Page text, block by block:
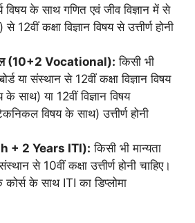
विषय के साथ गणित एवं जीव विज्ञान में से
12वीं कक्षा विज्ञान विषय से उत्तीर्ण होनी
(10+2 Vocational): किसी भी
या संस्थान से 12वीं कक्षा विज्ञान विषय
साथ) या 12वीं विज्ञान विषय
विषय के साथ) उत्तीर्ण होनी
+ 2 Years ITI): किसी भी मान्यता
संस्थान से 10वीं कक्षा उत्तीर्ण होनी चाहिए।
के साथ ITI का डिप्लोमा